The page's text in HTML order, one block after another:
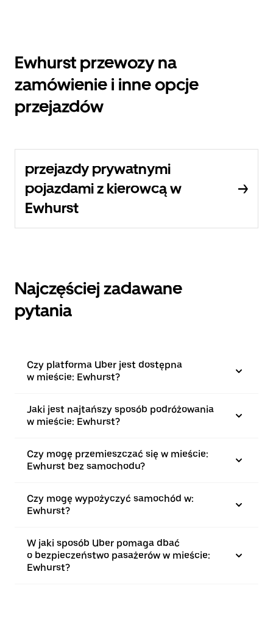
Ewhurst przewozy na
zamówienie i inne opcje
przejazdów
przejazdy prywatnymi
pojazdami z kierowcą w
Ewhurst
Najczęściej zadawane
pytania
Czy platforma Uber jest dostępna
w mieście: Ewhurst?
Jaki jest najtańszy sposób podróżowania
w mieście: Ewhurst?
Czy mogę przemieszczać się w mieście:
Ewhurst bez samochodu?
Czy mogę wypożyczyć samochód w:
Ewhurst?
W jaki sposób Uber pomaga dbać
o bezpieczeństwo pasażerów w mieście:
Ewhurst?